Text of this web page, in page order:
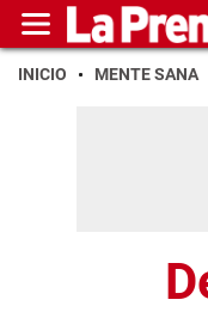
INICIO MENTE SANA